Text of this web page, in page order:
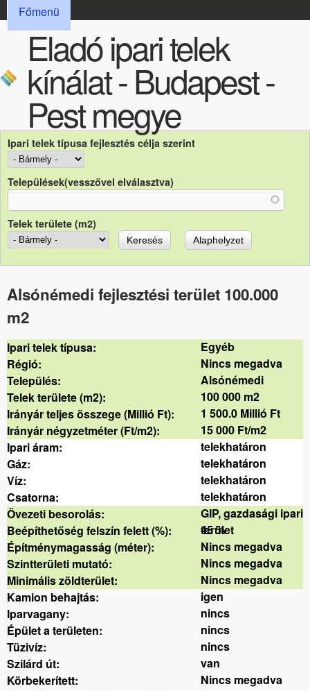
FŐMENÜ
Főmenü
Eladó ipari telek
kínálat - Budapest -
Pest megye
Ipari telek típusa fejlesztés célja szerint
Települések(vesszővel elválasztva)
Telek területe (m2)
Alsónémedi fejlesztési terület 100.000
m2
Ipari telek típusa:
Egyéb
Régió:
Nincs megadva
Település:
Alsónémedi
Telek területe (m2):
100 000 m2
Irányár teljes összege (Millió Ft):
1 500.0 Millió Ft
Irányár négyzetméter (Ft/m2):
15 000 Ft/m2
Ipari áram:
telekhatáron
Gáz:
telekhatáron
Víz:
telekhatáron
Csatorna:
telekhatáron
Övezeti besorolás:
GIP, gazdasági ipari
terület
Beépíthetőség felszín felett (%):
45 %
Építménymagasság (méter):
Nincs megadva
Szintterületi mutató:
Nincs megadva
Minimális zöldterület:
Nincs megadva
Kamion behajtás:
igen
Iparvagany:
nincs
Épület a területen:
nincs
Tüzivíz:
nincs
Szilárd út:
van
Körbekerített:
Nincs megadva